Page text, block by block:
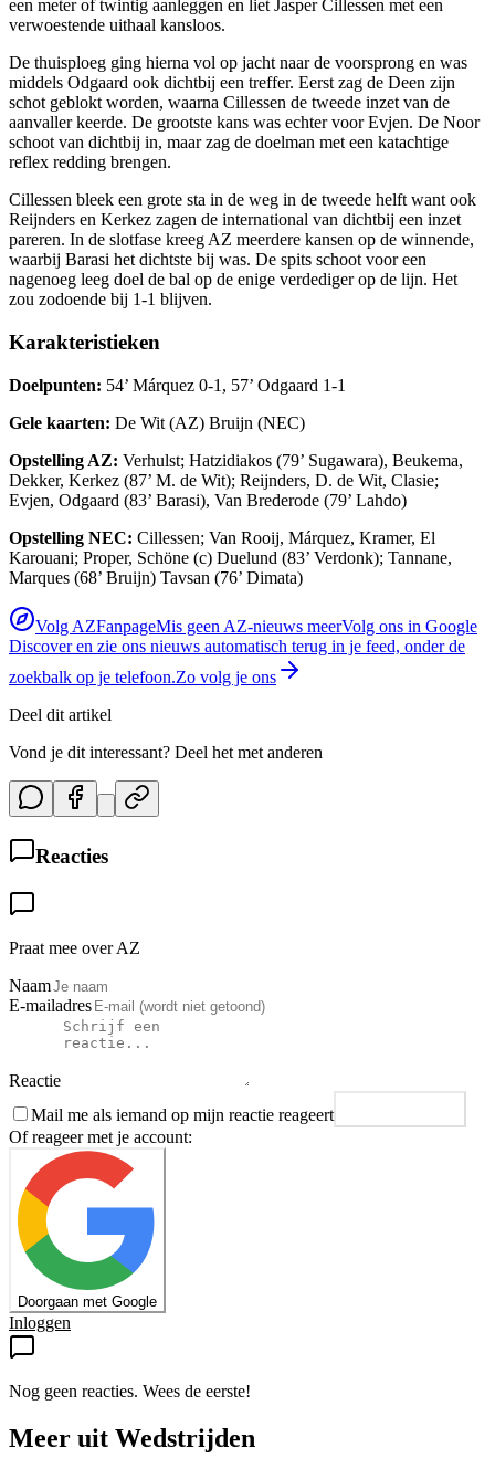
een meter of twintig aanleggen en liet Jasper Cillessen met een
verwoestende uithaal kansloos.
De thuisploeg ging hierna vol op jacht naar de voorsprong en was
middels Odgaard ook dichtbij een treffer. Eerst zag de Deen zijn
schot geblokt worden, waarna Cillessen de tweede inzet van de
aanvaller keerde. De grootste kans was echter voor Evjen. De Noor
schoot van dichtbij in, maar zag de doelman met een katachtige
reflex redding brengen.
Cillessen bleek een grote sta in de weg in de tweede helft want ook
Reijnders en Kerkez zagen de international van dichtbij een inzet
pareren. In de slotfase kreeg AZ meerdere kansen op de winnende,
waarbij Barasi het dichtste bij was. De spits schoot voor een
nagenoeg leeg doel de bal op de enige verdediger op de lijn. Het
zou zodoende bij 1-1 blijven.
Karakteristieken
Doelpunten: 54’ Márquez 0-1, 57’ Odgaard 1-1
Gele kaarten: De Wit (AZ) Bruijn (NEC)
Opstelling AZ: Verhulst; Hatzidiakos (79’ Sugawara), Beukema,
Dekker, Kerkez (87’ M. de Wit); Reijnders, D. de Wit, Clasie;
Evjen, Odgaard (83’ Barasi), Van Brederode (79’ Lahdo)
Opstelling NEC: Cillessen; Van Rooij, Márquez, Kramer, El
Karouani; Proper, Schöne (c) Duelund (83’ Verdonk); Tannane,
Marques (68’ Bruijn) Tavsan (76’ Dimata)
Volg AZFanpageMis geen AZ-nieuws meerVolg ons in Google
Discover en zie ons nieuws automatisch terug in je feed, onder de
zoekbalk op je telefoon.Zo volg je ons
Deel dit artikel
Vond je dit interessant? Deel het met anderen
Reacties
Praat mee over AZ
Naam
E-mailadres
Reactie
Mail me als iemand op mijn reactie reageert
Of reageer met je account:
Doorgaan met Google
Inloggen
Nog geen reacties. Wees de eerste!
Meer uit Wedstrijden